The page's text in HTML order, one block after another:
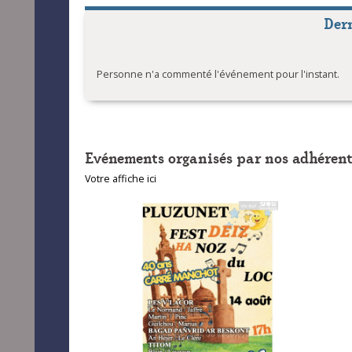
Personne n'a commenté l'événement pour l'instant.
Evénements organisés par nos
Votre affiche ici